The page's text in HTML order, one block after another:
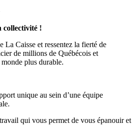
collectivité !
La Caisse et ressentez la fierté de
de millions de Québécois et
plus durable.
unique au sein d’une équipe
qui vous permet de vous épanouir et